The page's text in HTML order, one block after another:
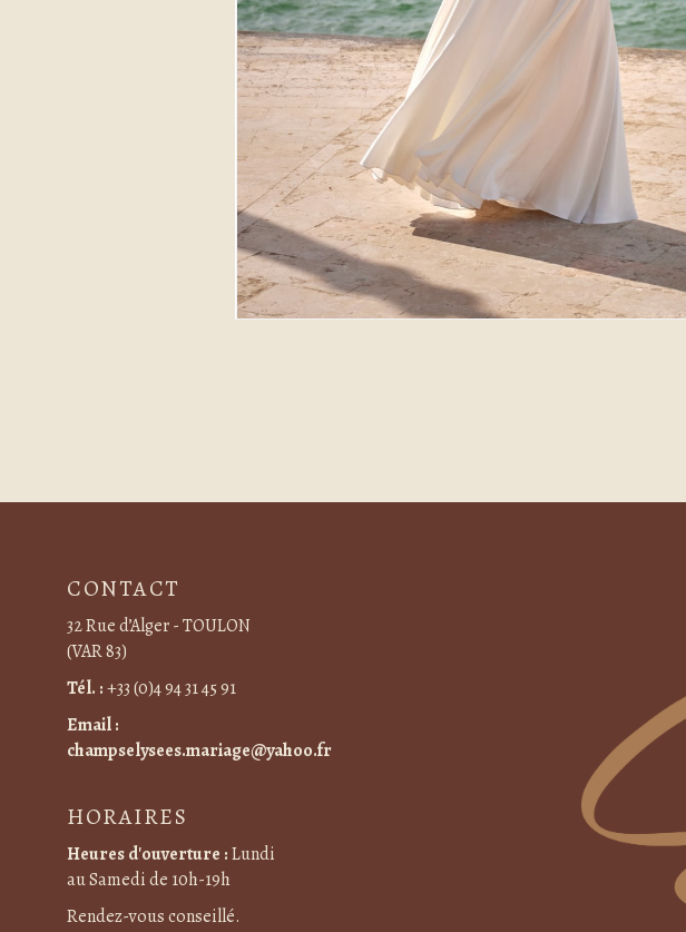
CONTACT
32 Rue d’Alger - TOULON
(VAR 83)
Tél. :+33 (0)4 94 31 45 91
Email :
champselysees.mariage@yahoo.fr
HORAIRES
Heures d'ouverture :Lundi
au Samedi de 10h-19h
Rendez-vous conseillé.